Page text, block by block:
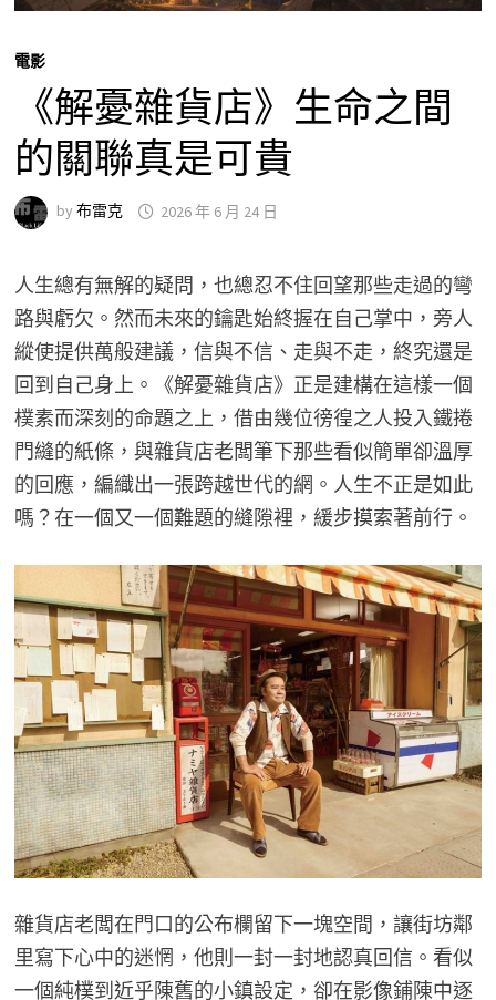
電影
《解憂雜貨店》生命之間
的關聯真是可貴
by 布雷克 2026 年 6 月 24 日
人生總有無解的疑問，也總忍不住回望那些走過的彎
路與虧欠。然而未來的鑰匙始終握在自己掌中，旁人
縱使提供萬般建議，信與不信、走與不走，終究還是
回到自己身上。《解憂雜貨店》正是建構在這樣一個
樸素而深刻的命題之上，借由幾位徬徨之人投入鐵捲
門縫的紙條，與雜貨店老闆筆下那些看似簡單卻溫厚
的回應，編織出一張跨越世代的網。人生不正是如此
嗎？在一個又一個難題的縫隙裡，緩步摸索著前行。
雜貨店老闆在門口的公布欄留下一塊空間，讓街坊鄰
里寫下心中的迷惘，他則一封一封地認真回信。看似
一個純樸到近乎陳舊的小鎮設定，卻在影像鋪陳中逐